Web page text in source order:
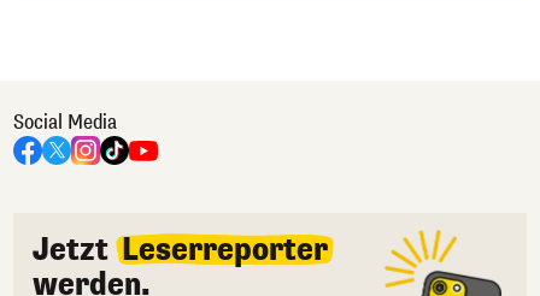
Social Media
Jetzt Leserreporter
werden.